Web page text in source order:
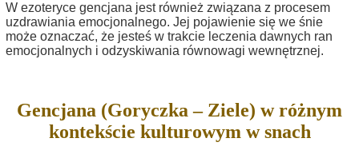
W ezoteryce gencjana jest również związana z procesem
uzdrawiania emocjonalnego. Jej pojawienie się we śnie
może oznaczać, że jesteś w trakcie leczenia dawnych ran
emocjonalnych i odzyskiwania równowagi wewnętrznej.
Gencjana (Goryczka – Ziele) w różnym
kontekście kulturowym w snach